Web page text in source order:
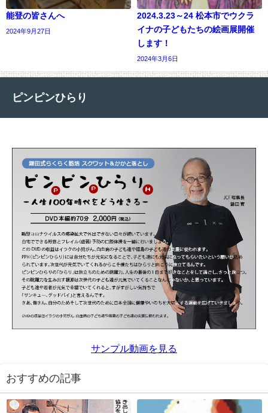
能登の皆さんへ
2024年9月27日
2024.3.23～24 松本市でウクラ
イナの子どもたちの絵画展開催
します！
2024年3月6日
ピンピンひらり
サンプル動画を見る
おすすめの記事